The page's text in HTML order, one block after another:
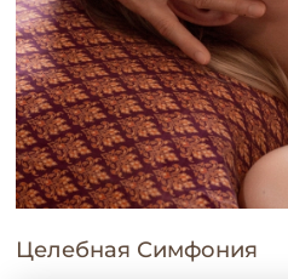
Целебная Симфония